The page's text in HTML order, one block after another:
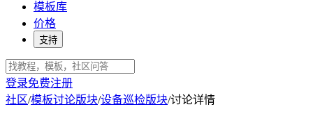
模板库
价格
支持
登录免费注册
社区/模板讨论版块/设备巡检版块/讨论详情